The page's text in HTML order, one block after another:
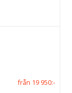
från 19 950:-